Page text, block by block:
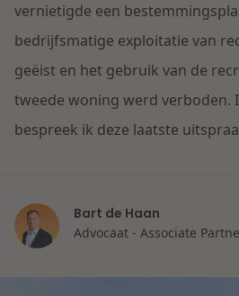
Vastgoed
Overheid & Omgeving
Aansprakelijkheid &
Lees meer
Lees meer
vernietigde een
bedrijfsmatige exploitatie van
geëist en het gebruik van de
tweede woning werd verboden.
bespreek ik deze laatste
Bart de Haan
Advocaat - Associate